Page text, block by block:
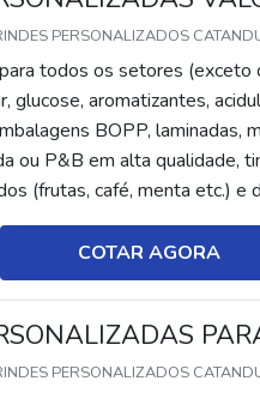
PERSONALIZADOS
todos os setores (exceto
glucose, aromatizantes,
BOPP, laminadas,
ou P&B em alta qualidade,
(frutas, café, menta etc.) e
e pastilhas). Produto
COTAR AGORA
PERSONALIZADOS